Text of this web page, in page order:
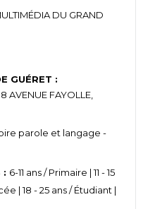
DU GRAND
GUÉRET :
AVENUE FAYOLLE,
parole et langage -
: 6-11 ans / Primaire | 11 - 15
| 18 - 25 ans / Étudiant |